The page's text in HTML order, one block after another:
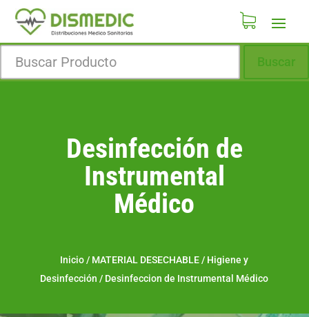
Buscar
Desinfección de
Instrumental
Médico
Inicio/ MATERIAL DESECHABLE/ Higiene y
Desinfección / Desinfeccion de Instrumental Médico